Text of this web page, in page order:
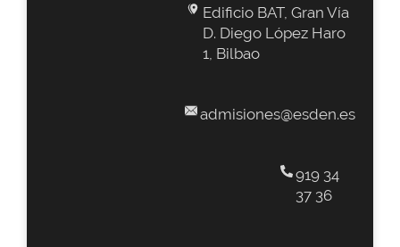
Edificio BAT, Gran Vía
D. Diego López Haro
1, Bilbao
admisiones@esden.es
919 34
37 36